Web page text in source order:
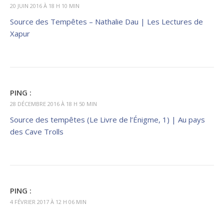
20 JUIN 2016 À 18 H 10 MIN
Source des Tempêtes – Nathalie Dau | Les Lectures de
Xapur
PING :
28 DÉCEMBRE 2016 À 18 H 50 MIN
Source des tempêtes (Le Livre de l’Énigme, 1) | Au pays
des Cave Trolls
PING :
4 FÉVRIER 2017 À 12 H 06 MIN